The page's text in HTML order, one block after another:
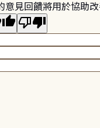
意見回饋將用於協助